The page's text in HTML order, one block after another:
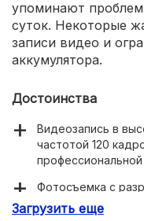
упоминают
суток. Некоторые
записи видео и
аккумулятора.
Достоинства
Видеозапись в
частотой 120
Фотосъемка с
Электронная
Загрузить еще